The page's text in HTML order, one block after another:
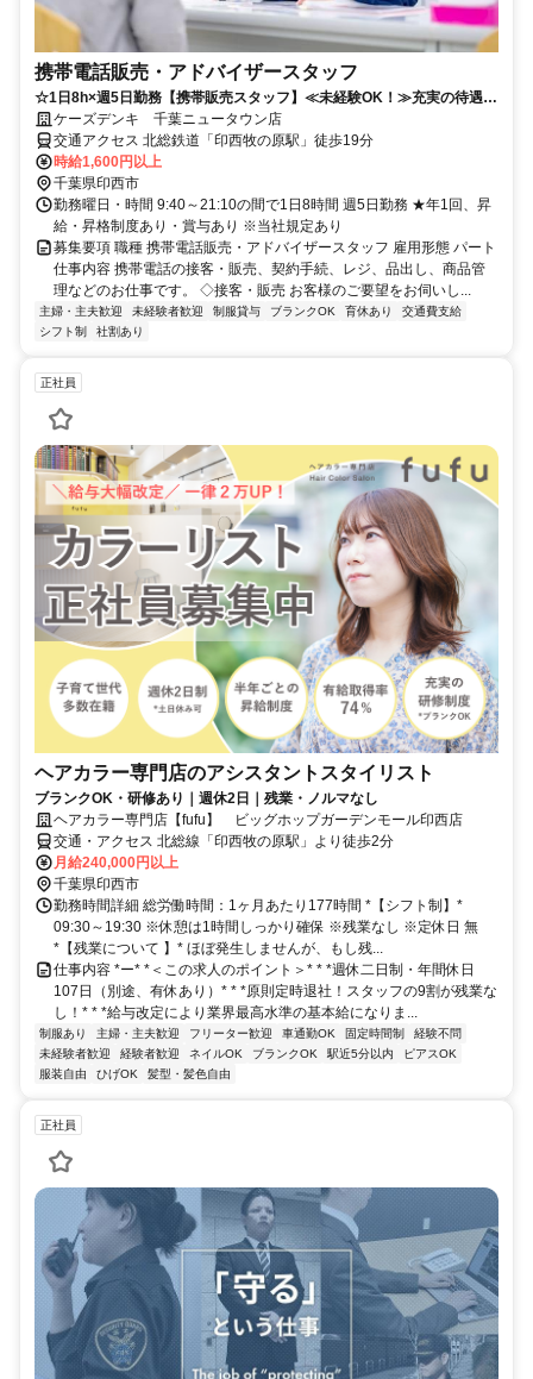
携帯電話販売・アドバイザースタッフ
☆1日8h×週5日勤務【携帯販売スタッフ】≪未経験OK！≫充実の待遇で
働きやすさ抜群◎
ケーズデンキ 千葉ニュータウン店
交通アクセス 北総鉄道「印西牧の原駅」徒歩19分
時給1,600円以上
千葉県印西市
勤務曜日・時間 9:40～21:10の間で1日8時間 週5日勤務 ★年1回、昇
給・昇格制度あり・賞与あり ※当社規定あり
募集要項 職種 携帯電話販売・アドバイザースタッフ 雇用形態 パート
仕事内容 携帯電話の接客・販売、契約手続、レジ、品出し、商品管
理などのお仕事です。 ◇接客・販売 お客様のご要望をお伺いし...
主婦・主夫歓迎 未経験者歓迎 制服貸与 ブランクOK 育休あり
交通費支給
シフト制
社割あり
正社員
ヘアカラー専門店のアシスタントスタイリスト
ブランクOK・研修あり｜週休2日｜残業・ノルマなし
ヘアカラー専門店【fufu】 ビッグホップガーデンモール印西店
交通・アクセス 北総線「印西牧の原駅」より徒歩2分
月給240,000円以上
千葉県印西市
勤務時間詳細 総労働時間：1ヶ月あたり177時間 *【シフト制】*
09:30～19:30 ※休憩は1時間しっかり確保 ※残業なし ※定休日 無
*【残業について 】* ほぼ発生しませんが、もし残...
仕事内容 *ー* *＜この求人のポイント＞* * *週休二日制・年間休日
107日（別途、有休あり）* * *原則定時退社！スタッフの9割が残業な
し！* * *給与改定により業界最高水準の基本給になりま...
制服あり 主婦・主夫歓迎 フリーター歓迎 車通勤OK 固定時間制
経験不問
未経験者歓迎
経験者歓迎 ネイルOK ブランクOK 駅近5分以内
ピアスOK
服装自由
ひげOK 髪型・髪色自由
正社員